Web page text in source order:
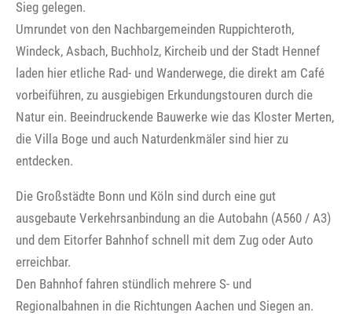
Sieg gelegen.
Umrundet von den Nachbargemeinden Ruppichteroth,
Windeck, Asbach, Buchholz, Kircheib und der Stadt Hennef
laden hier etliche Rad- und Wanderwege, die direkt am Café
vorbeiführen, zu ausgiebigen Erkundungstouren durch die
Natur ein. Beeindruckende Bauwerke wie das Kloster Merten,
die Villa Boge und auch Naturdenkmäler sind hier zu
entdecken.
Die Großstädte Bonn und Köln sind durch eine gut
ausgebaute Verkehrsanbindung an die Autobahn (A560 / A3)
und dem Eitorfer Bahnhof schnell mit dem Zug oder Auto
erreichbar.
Den Bahnhof fahren stündlich mehrere S- und
Regionalbahnen in die Richtungen Aachen und Siegen an.